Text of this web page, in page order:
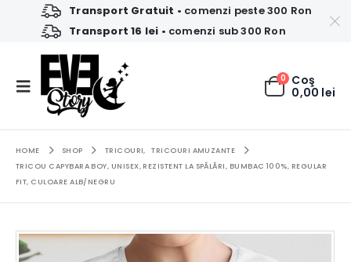
Transport Gratuit • comenzi peste 300 Ron
Transport 16 lei • comenzi sub 300 Ron
0 Coş
0,00 lei
HOME SHOP TRICOURI,
TRICOURI AMUZANTE
TRICOU CAPYBARA BOY, UNISEX, REZISTENT LA SPĂLĂRI, BUMBAC 100%, REGULAR
FIT, CULOARE ALB/NEGRU